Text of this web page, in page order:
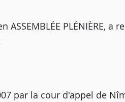
ASSEMBLÉE PLÉNIÈRE,
par la cour d'appel de